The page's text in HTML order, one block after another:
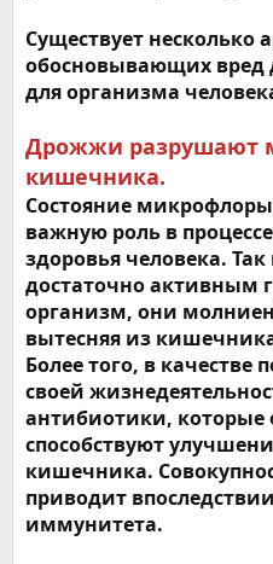
Существует несколько
обосновывающих вред
для организма
Дрожжи разрушают
кишечника.
Состояние
важную роль в
здоровья человека.
достаточно активным
организм, они
вытесняя из
Более того, в качестве
своей
антибиотики, которые
способствуют
кишечника.
приводит
иммунитета.